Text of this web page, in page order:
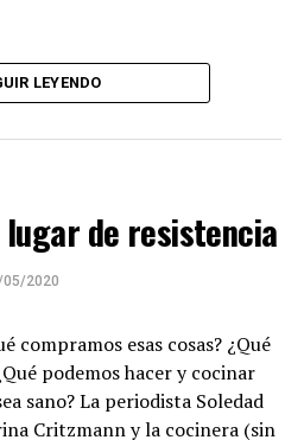
audio:Bloque 1/Bloque 2
es libre. Sólo tenés
de Decí MU
LEYENDO
lugar de resistencia
2020
compramos esas cosas? ¿Qué
podemos hacer y cocinar
sano? La periodista Soledad
Critzmann y la cocinera (sin